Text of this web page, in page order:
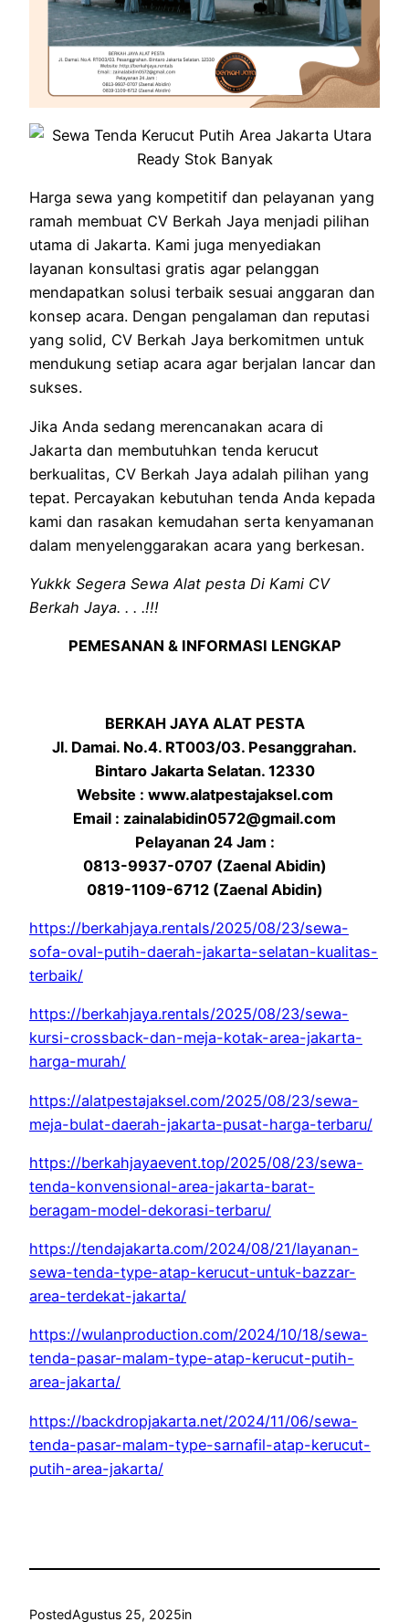
Harga sewa yang kompetitif dan pelayanan yang
ramah membuat CV Berkah Jaya menjadi pilihan
utama di Jakarta. Kami juga menyediakan
layanan konsultasi gratis agar pelanggan
mendapatkan solusi terbaik sesuai anggaran dan
konsep acara. Dengan pengalaman dan reputasi
yang solid, CV Berkah Jaya berkomitmen untuk
mendukung setiap acara agar berjalan lancar dan
sukses.
Jika Anda sedang merencanakan acara di
Jakarta dan membutuhkan tenda kerucut
berkualitas, CV Berkah Jaya adalah pilihan yang
tepat. Percayakan kebutuhan tenda Anda kepada
kami dan rasakan kemudahan serta kenyamanan
dalam menyelenggarakan acara yang berkesan.
Yukkk Segera Sewa Alat pesta Di Kami CV
Berkah Jaya. . . .!!!
PEMESANAN & INFORMASI LENGKAP
BERKAH JAYA ALAT PESTA
Jl. Damai. No.4. RT003/03. Pesanggrahan.
Bintaro Jakarta Selatan. 12330
Website : www.alatpestajaksel.com
Email : zainalabidin0572@gmail.com
Pelayanan 24 Jam :
0813-9937-0707 (Zaenal Abidin)
0819-1109-6712 (Zaenal Abidin)
https://berkahjaya.rentals/2025/08/23/sewa-
sofa-oval-putih-daerah-jakarta-selatan-kualitas-
terbaik/
https://berkahjaya.rentals/2025/08/23/sewa-
kursi-crossback-dan-meja-kotak-area-jakarta-
harga-murah/
https://alatpestajaksel.com/2025/08/23/sewa-
meja-bulat-daerah-jakarta-pusat-harga-terbaru/
https://berkahjayaevent.top/2025/08/23/sewa-
tenda-konvensional-area-jakarta-barat-
beragam-model-dekorasi-terbaru/
https://tendajakarta.com/2024/08/21/layanan-
sewa-tenda-type-atap-kerucut-untuk-bazzar-
area-terdekat-jakarta/
https://wulanproduction.com/2024/10/18/sewa-
tenda-pasar-malam-type-atap-kerucut-putih-
area-jakarta/
https://backdropjakarta.net/2024/11/06/sewa-
tenda-pasar-malam-type-sarnafil-atap-kerucut-
putih-area-jakarta/
PostedAgustus 25, 2025in